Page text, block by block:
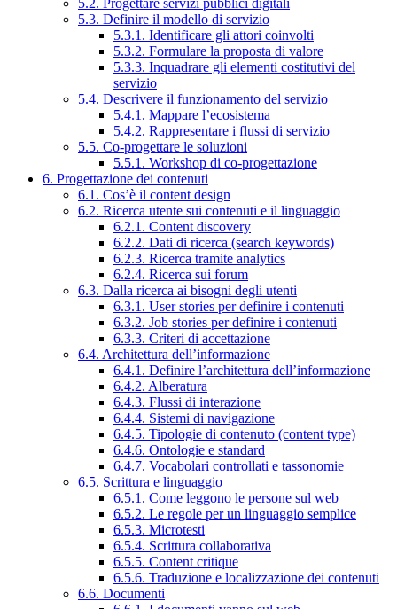
5.2. Progettare servizi pubblici digitali
5.3. Definire il modello di servizio
5.3.1. Identificare gli attori coinvolti
5.3.2. Formulare la proposta di valore
5.3.3. Inquadrare gli elementi costitutivi del
servizio
5.4. Descrivere il funzionamento del servizio
5.4.1. Mappare l’ecosistema
5.4.2. Rappresentare i flussi di servizio
5.5. Co-progettare le soluzioni
5.5.1. Workshop di co-progettazione
6. Progettazione dei contenuti
6.1. Cos’è il content design
6.2. Ricerca utente sui contenuti e il linguaggio
6.2.1. Content discovery
6.2.2. Dati di ricerca (search keywords)
6.2.3. Ricerca tramite analytics
6.2.4. Ricerca sui forum
6.3. Dalla ricerca ai bisogni degli utenti
6.3.1. User stories per definire i contenuti
6.3.2. Job stories per definire i contenuti
6.3.3. Criteri di accettazione
6.4. Architettura dell’informazione
6.4.1. Definire l’architettura dell’informazione
6.4.2. Alberatura
6.4.3. Flussi di interazione
6.4.4. Sistemi di navigazione
6.4.5. Tipologie di contenuto (content type)
6.4.6. Ontologie e standard
6.4.7. Vocabolari controllati e tassonomie
6.5. Scrittura e linguaggio
6.5.1. Come leggono le persone sul web
6.5.2. Le regole per un linguaggio semplice
6.5.3. Microtesti
6.5.4. Scrittura collaborativa
6.5.5. Content critique
6.5.6. Traduzione e localizzazione dei contenuti
6.6. Documenti